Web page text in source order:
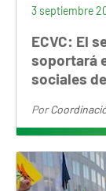
3 septiembre
ECVC: El
soportará
sociales
Por